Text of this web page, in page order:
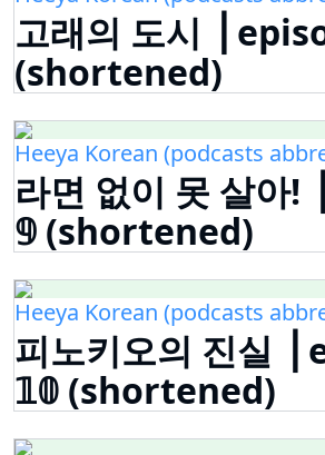
고래의 도시 ⎟
(shortened)
Heeya Korean (podcasts
라면 없이 못 살아!
𝟡 (shortened)
Heeya Korean (podcasts
피노키오의 진실 ⎟
𝟙𝟘 (shortened)